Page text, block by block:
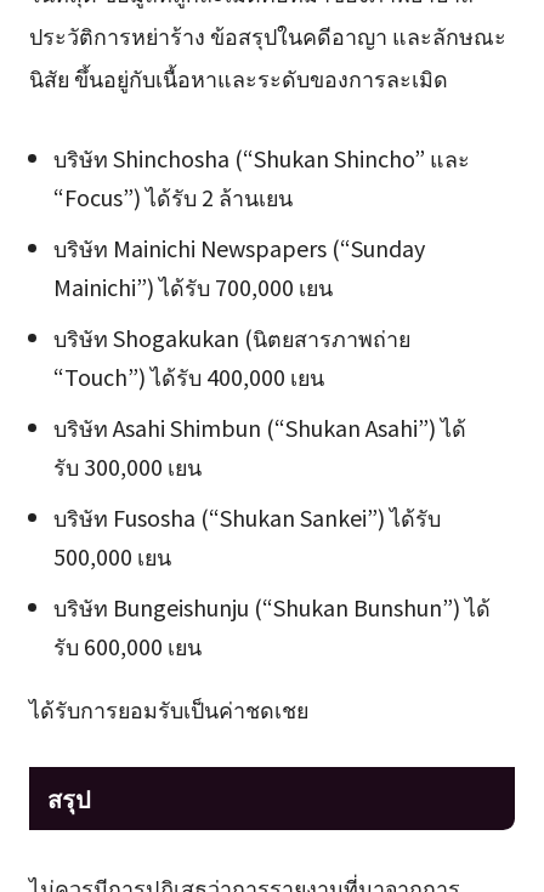
ประวัติการหย่าร้าง ข้อสรุปในคดีอาญา และลักษณะ
นิสัย ขึ้นอยู่กับเนื้อหาและระดับของการละเมิด
บริษัท Shinchosha (“Shukan Shincho” และ
“Focus”) ได้รับ 2 ล้านเยน
บริษัท Mainichi Newspapers (“Sunday
Mainichi”) ได้รับ 700,000 เยน
บริษัท Shogakukan (นิตยสารภาพถ่าย
“Touch”) ได้รับ 400,000 เยน
บริษัท Asahi Shimbun (“Shukan Asahi”) ได้
รับ 300,000 เยน
บริษัท Fusosha (“Shukan Sankei”) ได้รับ
500,000 เยน
บริษัท Bungeishunju (“Shukan Bunshun”) ได้
รับ 600,000 เยน
ได้รับการยอมรับเป็นค่าชดเชย
สรุป